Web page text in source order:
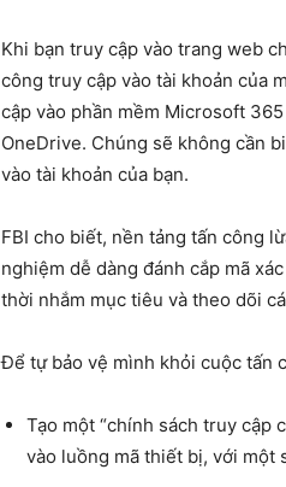
Khi bạn truy cập vào trang web
công truy cập vào tài khoản của
cập vào phần mềm Microsoft
OneDrive. Chúng sẽ không cần
vào tài khoản của bạn.
FBI cho biết, nền tảng tấn công
nghiệm dễ dàng đánh cắp mã
thời nhắm mục tiêu và theo dõi
Để tự bảo vệ mình khỏi cuộc tấn
Tạo một “chính sách truy cập
vào luồng mã thiết bị, với một